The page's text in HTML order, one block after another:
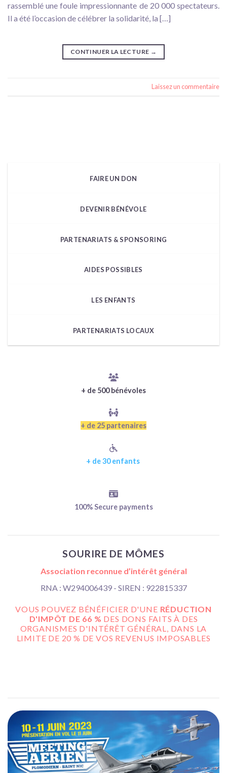
rassemblé une foule impressionnante de 20 000 spectateurs.
Il a été l’occasion de célébrer la solidarité, la […]
CONTINUER LA LECTURE →
Laissez un commentaire
FAIRE UN DON
DEVENIR BÉNÉVOLE
PARTENARIATS & SPONSORING
AIDES POSSIBLES
LES ENFANTS
PARTENARIATS LOCAUX
+ de 500 bénévoles
+ de 25 partenaires
+ de 30 enfants
100% Secure payments
SOURIRE DE MÔMES
Association reconnue d’intérêt général
RNA : W294006439 - SIREN : 922815337
VOUS POUVEZ BÉNÉFICIER D'UNE RÉDUCTION
D'IMPÔT DE 66 % DES DONS FAITS À DES
ORGANISMES D'INTÉRÊT GÉNÉRAL, DANS LA
LIMITE DE 20 % DE VOS REVENUS IMPOSABLES